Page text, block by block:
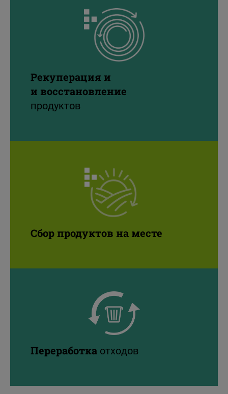
Рекуперация и
и восстановление
продуктов
Сбор продуктов на месте
Переработка отходов